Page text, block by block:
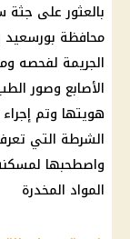
محافظة بورسعيد
الجريمة لفحصه
الأصابع وصور
هويتها وتم
الشرطة التي
واصطحبها
المواد المخدرة